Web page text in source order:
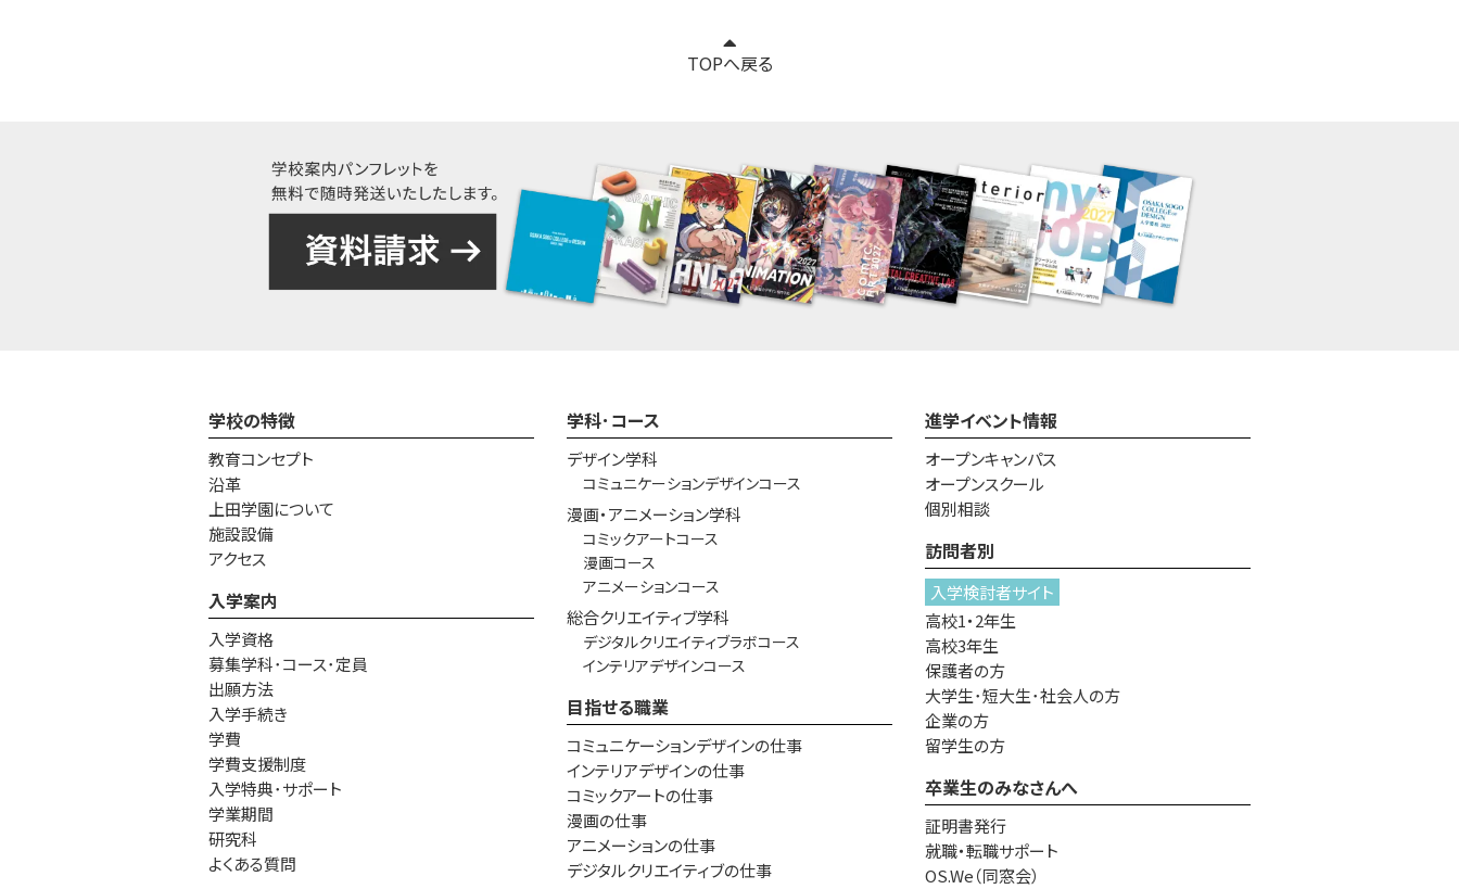
TOPへ戻る
学校の特徴
教育コンセプト
沿革
上田学園について
施設設備
アクセス
入学案内
入学資格
募集学科･コース･定員
出願方法
入学手続き
学費
学費支援制度
入学特典･サポート
学業期間
研究科
よくある質問
学科･コース
デザイン学科
コミュニケーションデザインコース
漫画・アニメーション学科
コミックアートコース
漫画コース
アニメーションコース
総合クリエイティブ学科
デジタルクリエイティブラボコース
インテリアデザインコース
目指せる職業
コミュニケーションデザインの仕事
インテリアデザインの仕事
コミックアートの仕事
漫画の仕事
アニメーションの仕事
デジタルクリエイティブの仕事
進学イベント情報
オープンキャンパス
オープンスクール
個別相談
訪問者別
入学検討者サイト
高校1・2年生
高校3年生
保護者の方
大学生･短大生･社会人の方
企業の方
留学生の方
卒業生のみなさんへ
証明書発行
就職・転職サポート
OS.We（同窓会）